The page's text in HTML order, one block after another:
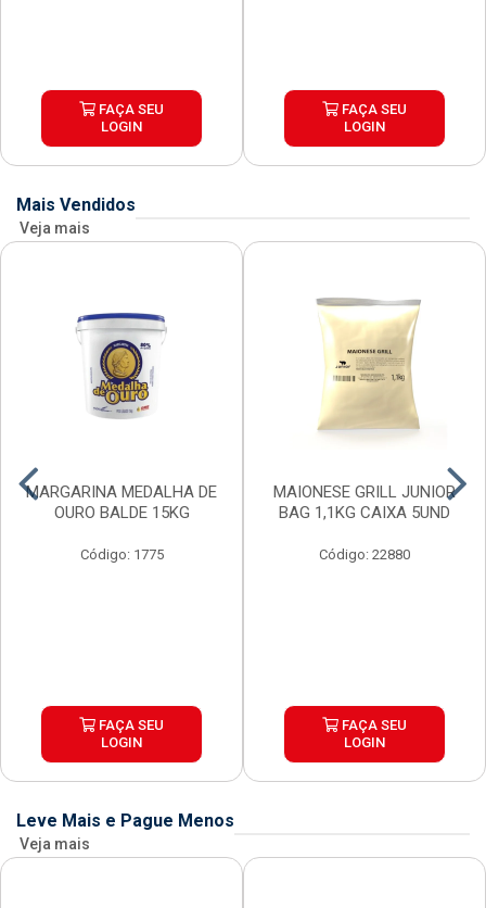
FAÇA SEU
LOGIN
FAÇA SEU
LOGIN
Mais Vendidos
Veja mais
MARGARINA MEDALHA DE
OURO BALDE 15KG
Código: 1775
FAÇA SEU
LOGIN
MAIONESE GRILL JUNIOR
BAG 1,1KG CAIXA 5UND
Código: 22880
FAÇA SEU
LOGIN
Leve Mais e Pague Menos
Veja mais